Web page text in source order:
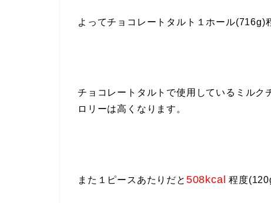
よってチョコレートタルト１ホール(716g)
チョコレートタルトで使用しているミルク
ロリーは高くなります。
また１ピースあたりだと 508kcal 程度